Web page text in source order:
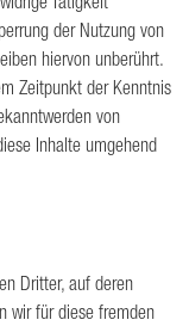
Tätigkeit
der Nutzung von
hiervon unberührt.
Zeitpunkt der Kenntnis
von
Inhalte umgehend
Dritter, auf deren
wir für diese fremden